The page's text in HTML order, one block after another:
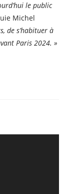
le public
Michel
de s’habituer à
Paris 2024. »